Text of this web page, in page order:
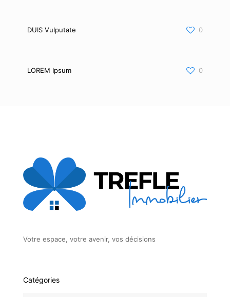
DUIS Vulputate 0
LOREM Ipsum 0
Votre espace, votre avenir, vos décisions
Catégories